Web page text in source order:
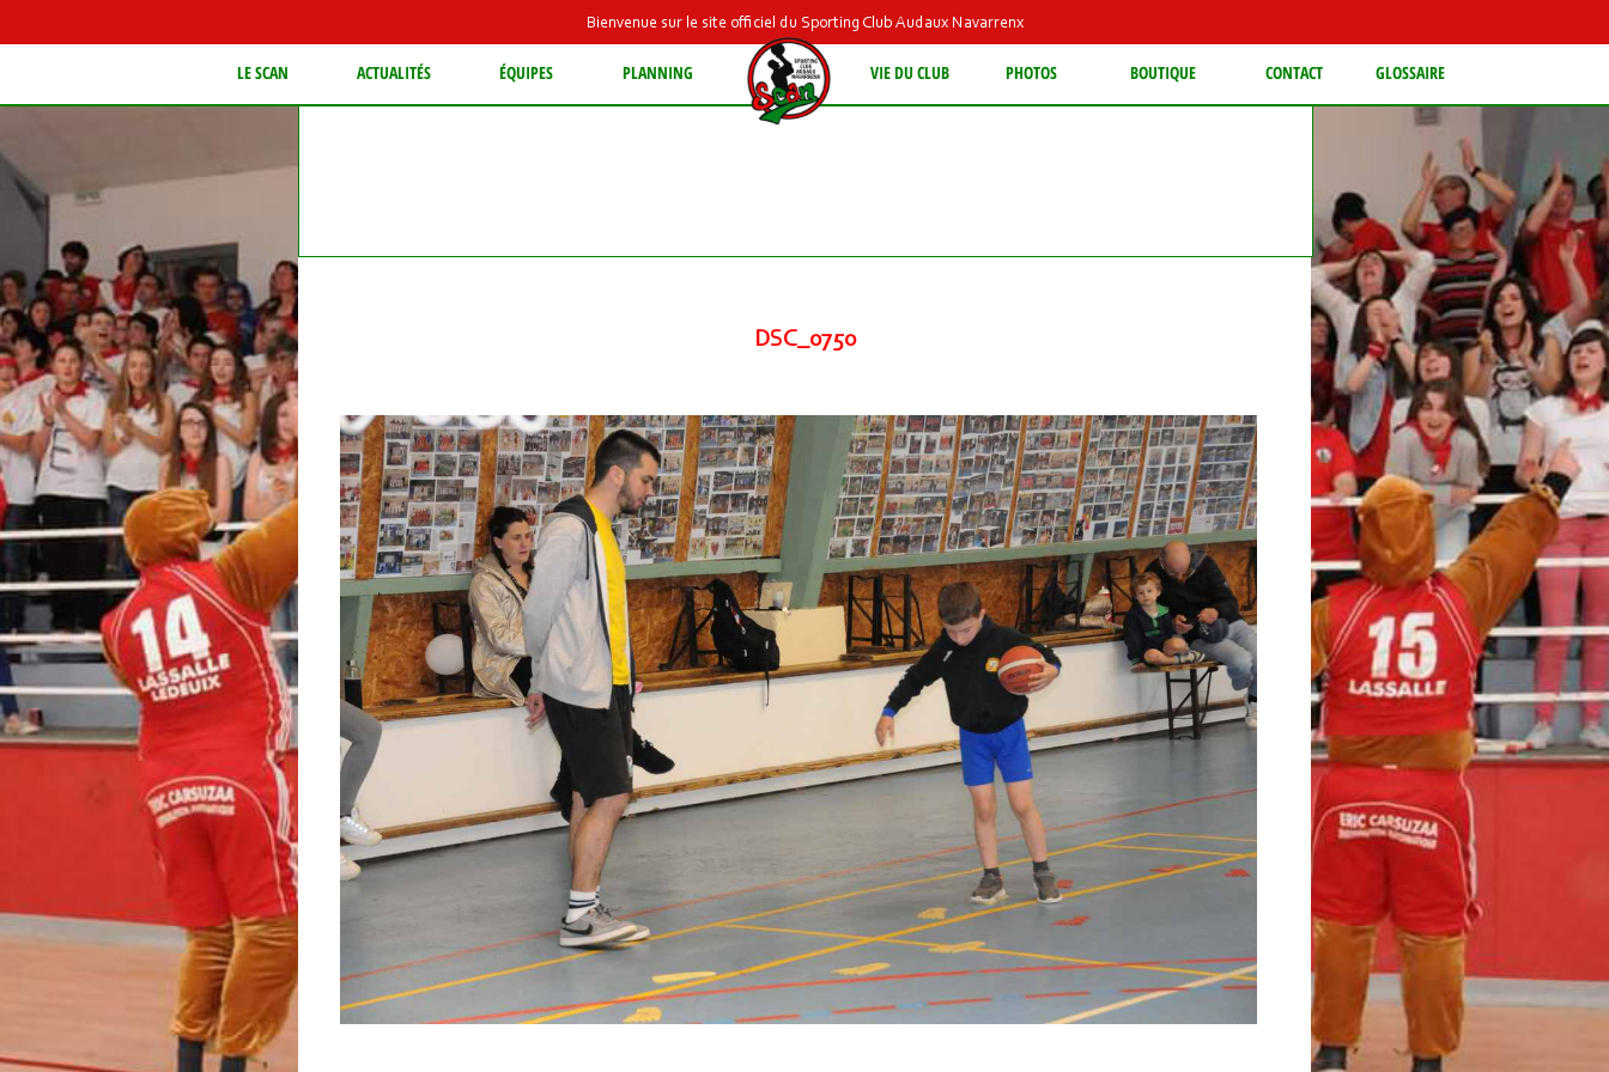
Bienvenue sur le site officiel du Sporting Club Audaux Navarrenx
LE SCAN ACTUALITÉS ÉQUIPES PLANNING VIE DU CLUB PHOTOS BOUTIQUE CONTACT GLOSSAIRE
DSC_0750